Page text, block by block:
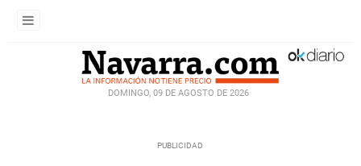
DOMINGO, 09 DE AGOSTO DE 2026